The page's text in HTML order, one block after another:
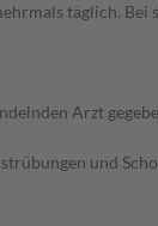
täglich.
Arzt
und